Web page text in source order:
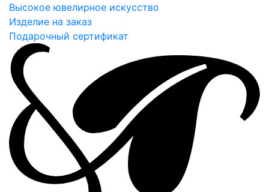
Высокое ювелирное искусство
Изделие на заказ
Подарочный сертификат